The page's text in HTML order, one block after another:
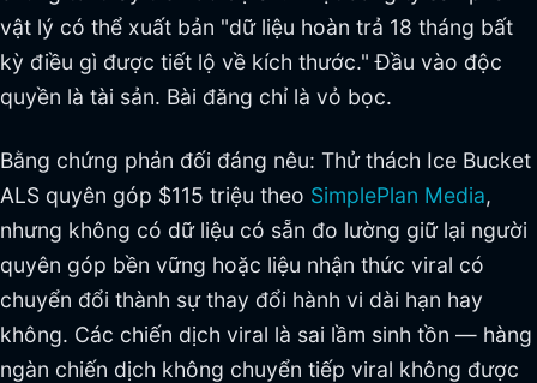
vật lý có thể xuất bản "dữ liệu hoàn trả 18 tháng bất
kỳ điều gì được tiết lộ về kích thước." Đầu vào độc
quyền là tài sản. Bài đăng chỉ là vỏ bọc.
Bằng chứng phản đối đáng nêu: Thử thách Ice Bucket
ALS quyên góp $115 triệu theo SimplePlan Media,
nhưng không có dữ liệu có sẵn đo lường giữ lại người
quyên góp bền vững hoặc liệu nhận thức viral có
chuyển đổi thành sự thay đổi hành vi dài hạn hay
không. Các chiến dịch viral là sai lầm sinh tồn — hàng
ngàn chiến dịch không chuyển tiếp viral không được